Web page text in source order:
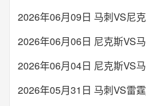
2026年05月31日 马刺VS雷